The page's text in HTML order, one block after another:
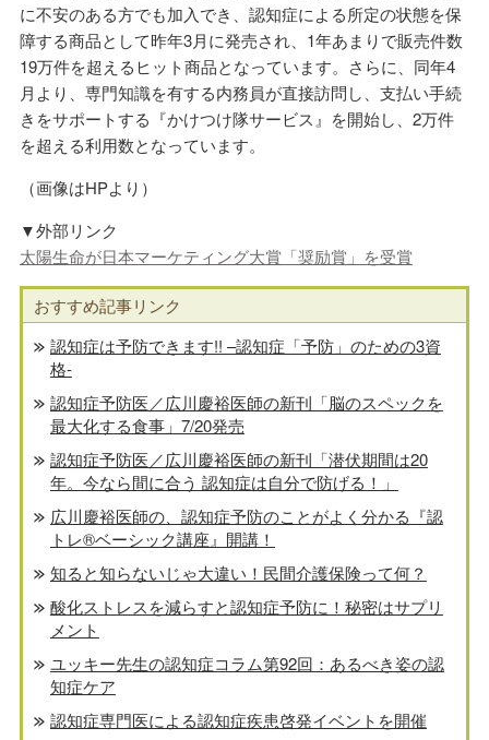
に不安のある方でも加入でき、認知症による所定の状態を保
障する商品として昨年3月に発売され、1年あまりで販売件数
19万件を超えるヒット商品となっています。さらに、同年4
月より、専門知識を有する内務員が直接訪問し、支払い手続
きをサポートする『かけつけ隊サービス』を開始し、2万件
を超える利用数となっています。
（画像はHPより）
▼外部リンク
太陽生命が日本マーケティング大賞「奨励賞」を受賞
おすすめ記事リンク
認知症は予防できます!! –認知症「予防」のための3資
格-
認知症予防医／広川慶裕医師の新刊「脳のスペックを
最大化する食事」7/20発売
認知症予防医／広川慶裕医師の新刊「潜伏期間は20
年。今なら間に合う 認知症は自分で防げる！」
広川慶裕医師の、認知症予防のことがよく分かる『認
トレ®️ベーシック講座』開講！
知ると知らないじゃ大違い！民間介護保険って何？
酸化ストレスを減らすと認知症予防に！秘密はサプリ
メント
ユッキー先生の認知症コラム第92回：あるべき姿の認
知症ケア
認知症専門医による認知症疾患啓発イベントを開催